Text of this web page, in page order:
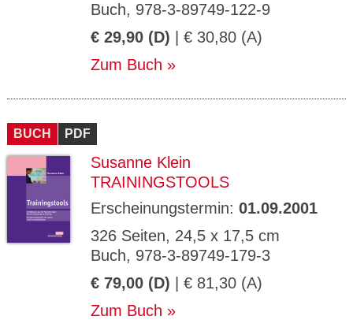
Buch, 978-3-89749-122-9
€ 29,90 (D) | € 30,80 (A)
Zum Buch
BUCH PDF
Susanne Klein
TRAININGSTOOLS
Erscheinungstermin: 01.09.2001
326 Seiten, 24,5 x 17,5 cm
Buch, 978-3-89749-179-3
€ 79,00 (D) | € 81,30 (A)
Zum Buch